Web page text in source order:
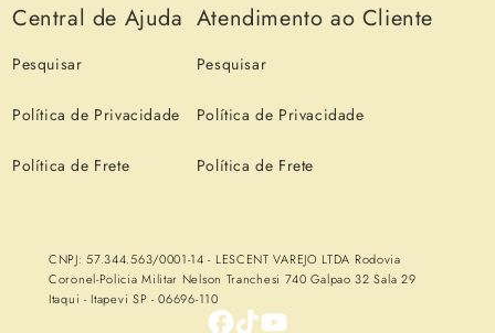
Central de Ajuda
Pesquisar
Política de Privacidade
Política de Frete
Atendimento ao Cliente
Pesquisar
Política de Privacidade
Política de Frete
CNPJ: 57.344.563/0001-14 - LESCENT VAREJO LTDA Rodovia
Coronel-Policia Militar Nelson Tranchesi 740 Galpao 32 Sala 29
Itaqui - Itapevi SP - 06696-110